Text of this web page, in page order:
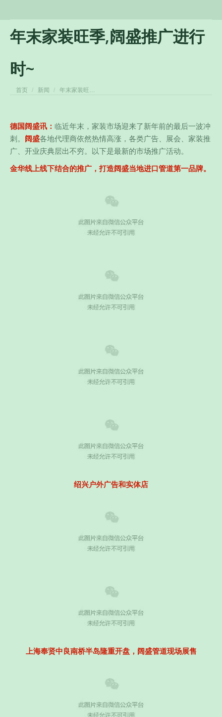
年末家装旺季,阔盛推广进行
时~
您在这里：
首页 新闻 年末家装旺…
德国阔盛讯： 临近年末，家装市场迎来了新年前的最后一波冲
刺。 阔盛各地代理商依然热情高涨，各类广告、展会、家装推
广、开业庆典层出不穷。以下是最新的市场推广活动。
金华线上线下结合的推广，打造阔盛当地进口管道第一品牌。
绍兴户外广告和实体店
上海奉贤中良南桥半岛隆重开盘，阔盛管道现场展售